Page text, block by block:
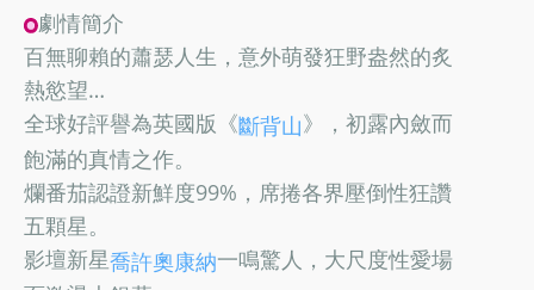
劇情簡介
百無聊賴的蕭瑟人生，意外萌發狂野盎然的炙
熱慾望…
全球好評譽為英國版《斷背山》，初露內斂而
飽滿的真情之作。
爛番茄認證新鮮度99%，席捲各界壓倒性狂讚
五顆星。
影壇新星喬許奧康納一鳴驚人，大尺度性愛場